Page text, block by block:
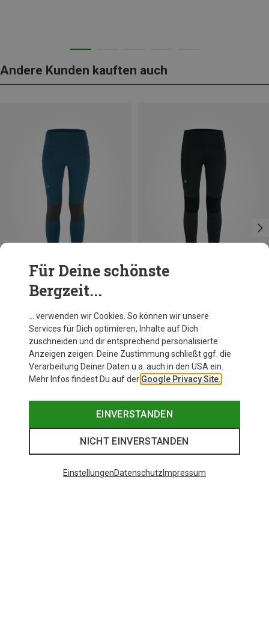
Andere Kunden kauften auch
Du sparst 28%
Für Deine schönste
Bergzeit...
… verwenden wir Cookies. So können wir unsere
Services für Dich optimieren, Inhalte auf Dich
zuschneiden und dir entsprechend personalisierte
Anzeigen zeigen. Deine Zustimmung schließt ggf. die
Verarbeitung Deiner Daten u.a. auch in den USA ein.
Mehr Infos findest Du auf der Google Privacy Site.
EINVERSTANDEN
NICHT EINVERSTANDEN
EinstellungenDatenschutz Impressum